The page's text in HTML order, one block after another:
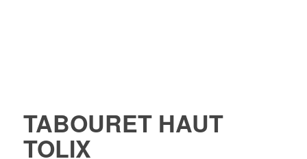
TABOURET HAUT
TOLIX